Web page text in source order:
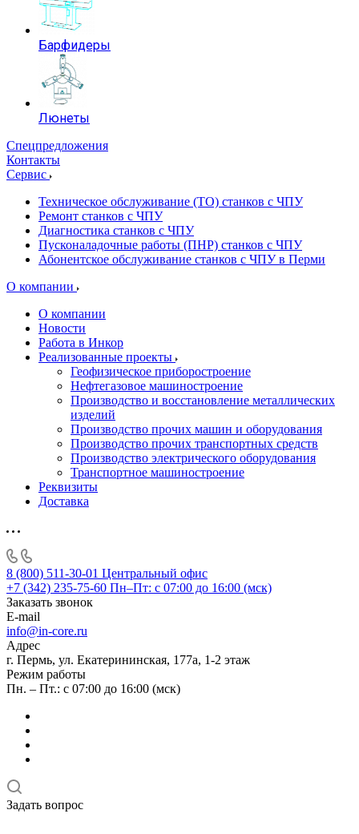
Барфидеры
Люнеты
Спецпредложения
Контакты
Сервис
Техническое обслуживание (ТО) станков с ЧПУ
Ремонт станков с ЧПУ
Диагностика станков с ЧПУ
Пусконаладочные работы (ПНР) станков с ЧПУ
Абонентское обслуживание станков с ЧПУ в Перми
О компании
О компании
Новости
Работа в Инкор
Реализованные проекты
Геофизическое приборостроение
Нефтегазовое машиностроение
Производство и восстановление металлических
изделий
Производство прочих машин и оборудования
Производство прочих транспортных средств
Производство электрического оборудования
Транспортное машиностроение
Реквизиты
Доставка
8 (800) 511-30-01 Центральный офис
+7 (342) 235-75-60 Пн–Пт: с 07:00 до 16:00 (мск)
Заказать звонок
E-mail
info@in-core.ru
Адрес
г. Пермь, ул. ​Екатерининская, 177а, ​1-2 этаж
Режим работы
Пн. – Пт.: с 07:00 до 16:00 (мск)
Задать вопрос